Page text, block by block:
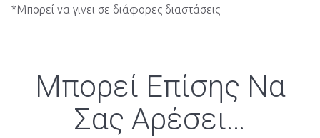
*Μπορεί να γινει σε διάφορες διαστάσεις
Μπορεί Επίσης Να
Σας Αρέσει…